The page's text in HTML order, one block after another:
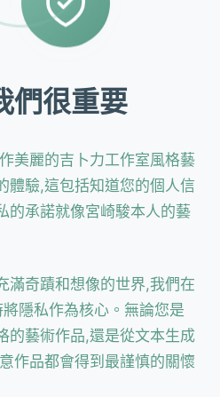
們很重要
美麗的吉卜力工作室風格藝
體驗,這包括知道您的個人信
的承諾就像宮崎駿本人的藝
滿奇蹟和想像的世界,我們在
將隱私作為核心。無論您是
的藝術作品,還是從文本生成
作品都會得到最謹慎的關懷